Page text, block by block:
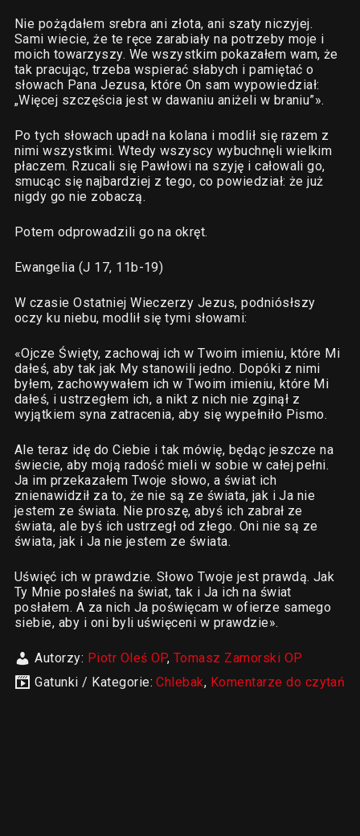
Nie pożądałem srebra ani złota, ani szaty niczyjej.
Sami wiecie, że te ręce zarabiały na potrzeby moje i
moich towarzyszy. We wszystkim pokazałem wam, że
tak pracując, trzeba wspierać słabych i pamiętać o
słowach Pana Jezusa, które On sam wypowiedział:
„Więcej szczęścia jest w dawaniu aniżeli w braniu”».
Po tych słowach upadł na kolana i modlił się razem z
nimi wszystkimi. Wtedy wszyscy wybuchnęli wielkim
płaczem. Rzucali się Pawłowi na szyję i całowali go,
smucąc się najbardziej z tego, co powiedział: że już
nigdy go nie zobaczą.
Potem odprowadzili go na okręt.
Ewangelia (J 17, 11b-19)
W czasie Ostatniej Wieczerzy Jezus, podniósłszy
oczy ku niebu, modlił się tymi słowami:
«Ojcze Święty, zachowaj ich w Twoim imieniu, które Mi
dałeś, aby tak jak My stanowili jedno. Dopóki z nimi
byłem, zachowywałem ich w Twoim imieniu, które Mi
dałeś, i ustrzegłem ich, a nikt z nich nie zginął z
wyjątkiem syna zatracenia, aby się wypełniło Pismo.
Ale teraz idę do Ciebie i tak mówię, będąc jeszcze na
świecie, aby moją radość mieli w sobie w całej pełni.
Ja im przekazałem Twoje słowo, a świat ich
znienawidził za to, że nie są ze świata, jak i Ja nie
jestem ze świata. Nie proszę, abyś ich zabrał ze
świata, ale byś ich ustrzegł od złego. Oni nie są ze
świata, jak i Ja nie jestem ze świata.
Uświęć ich w prawdzie. Słowo Twoje jest prawdą. Jak
Ty Mnie posłałeś na świat, tak i Ja ich na świat
posłałem. A za nich Ja poświęcam w ofierze samego
siebie, aby i oni byli uświęceni w prawdzie».
Autorzy: Piotr Oleś OP, Tomasz Zamorski OP
Gatunki / Kategorie:Chlebak, Komentarze do czytań